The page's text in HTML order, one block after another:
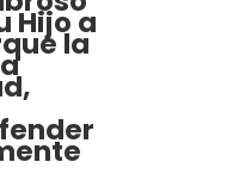
Hijo a
la